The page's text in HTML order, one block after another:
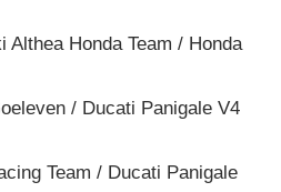
Althea Honda Team / Honda
/ Ducati Panigale V4
Team / Ducati Panigale